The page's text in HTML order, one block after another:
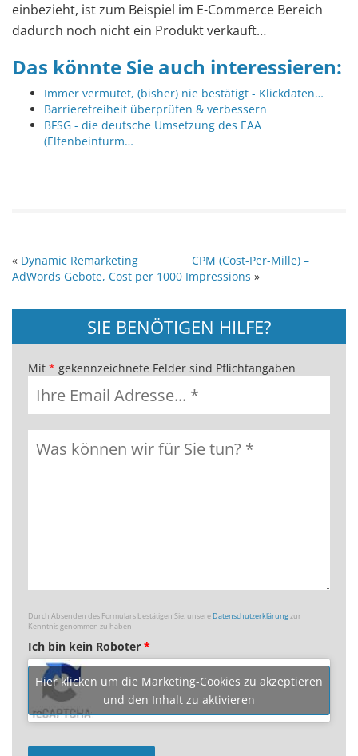
einbezieht, ist zum Beispiel im E-Commerce Bereich
dadurch noch nicht ein Produkt verkauft…
Das könnte Sie auch interessieren:
Immer vermutet, (bisher) nie bestätigt - Klickdaten…
Barrierefreiheit überprüfen & verbessern
BFSG - die deutsche Umsetzung des EAA
(Elfenbeinturm…
« Dynamic Remarketing
CPM (Cost-Per-Mille) –
AdWords Gebote, Cost per 1000 Impressions »
SIE BENÖTIGEN HILFE?
Mit * gekennzeichnete Felder sind Pflichtangaben
Durch Absenden des Formulars bestätigen Sie, unsereDatenschutzerklärungzur
Kenntnis genommen zu haben
Ich bin kein Roboter *
Hier klicken um die Marketing-Cookies zu akzeptieren
und den Inhalt zu aktivieren